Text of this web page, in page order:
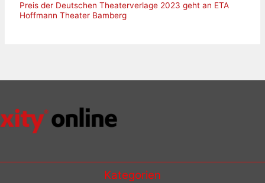
Preis der Deutschen Theaterverlage 2023 geht an ETA
Hoffmann Theater Bamberg
Kategorien